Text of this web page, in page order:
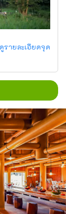
ดูรายละเอียดจุด